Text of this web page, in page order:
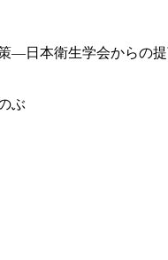
―日本衛生学会からの
ぶ